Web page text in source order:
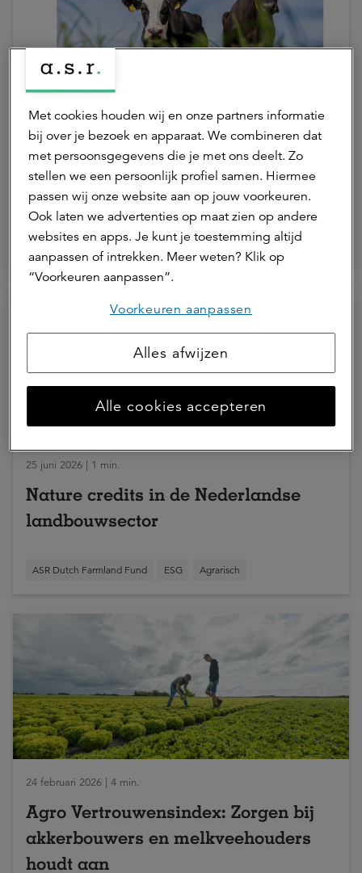
Verdiencapaciteit onder druk door
stijgende grondprijzen
Agrarisch ASR Dutch Farmland Fund
25 juni 2026 | 1 min.
Nature credits in de Nederlandse
landbouwsector
ASR Dutch Farmland Fund ESG Agrarisch
24 februari 2026 | 4 min.
Agro Vertrouwensindex: Zorgen bij
akkerbouwers en melkveehouders
houdt aan
Met cookies houden wij en onze partners informatie
bij over je bezoek en apparaat. We combineren dat
met persoonsgegevens die je met ons deelt. Zo
stellen we een persoonlijk profiel samen. Hiermee
passen wij onze website aan op jouw voorkeuren.
Ook laten we advertenties op maat zien op andere
websites en apps. Je kunt je toestemming altijd
aanpassen of intrekken. Meer weten? Klik op
“Voorkeuren aanpassen”.
Voorkeuren aanpassen
Alles afwijzen
Alle cookies accepteren